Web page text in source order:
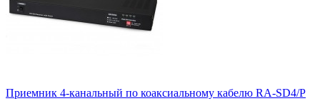
Приемник 4-канальный по коаксиальному кабелю RA-SD4/P